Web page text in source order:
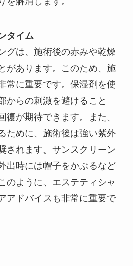
タイム
グは、施術後の赤みや乾燥
があります。このため、施
常に重要です。保湿剤を使
からの刺激を避けること
復が期待できます。また、
ために、施術後は強い紫外
されます。サンスクリーン
出時には帽子をかぶるなど
のように、エステティシャ
アドバイスも非常に重要で